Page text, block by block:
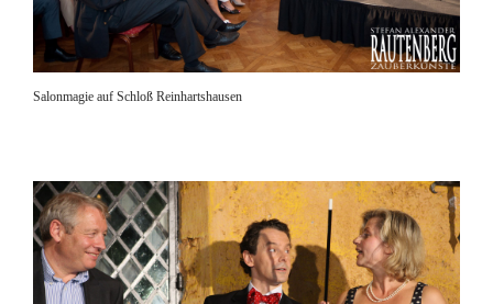
Salonmagie auf Schloß Reinhartshausen